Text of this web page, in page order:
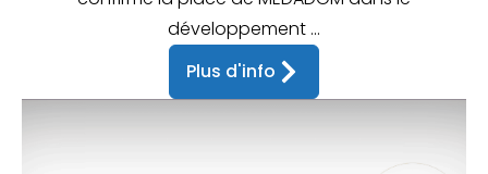
développement ...
Plus d'info